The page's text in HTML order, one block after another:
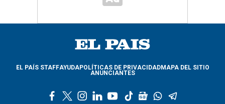
EL PAÍS STAFFAYUDAPOLÍTICAS DE PRIVACIDADMAPA DEL SITIO
ANUNCIANTES
l
y
t
g
w